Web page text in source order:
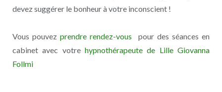
devez suggérer le bonheur à votre inconscient !
Vous pouvezprendre rendez-vous
pour des séances en
cabinet avec votre hypnothérapeute de Lille Giovanna
Follmi